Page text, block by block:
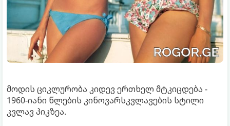
მოდის ციკლურობა კიდევ ერთხელ მტკიცდება -
1960-იანი წლების კინოვარსკვლავების სტილი
კვლავ პიკზეა.